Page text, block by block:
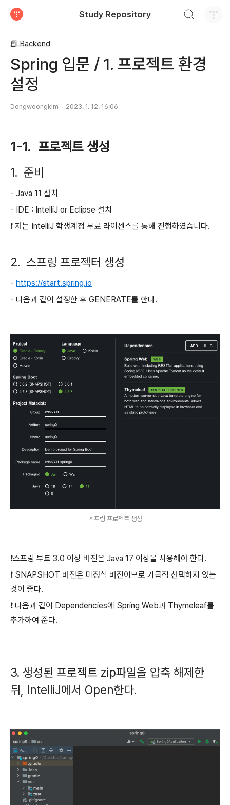
Study Repository
📕 Backend
Spring 입문 / 1. 프로젝트 환경
설정
Dongwoongkim 2023. 1. 12. 16:06
1-1. 프로젝트 생성
1. 준비
- Java 11 설치
- IDE : IntelliJ or Eclipse 설치
❗️ 저는 IntelliJ 학생계정 무료 라이센스를 통해 진행하였습니다.
2. 스프링 프로젝터 생성
- https://start.spring.io
- 다음과 같이 설정한 후 GENERATE를 한다.
스프링 프로젝트 생성
❗️스프링 부트 3.0 이상 버전은 Java 17 이상을 사용해야 한다.
❗️ SNAPSHOT 버전은 미정식 버전이므로 가급적 선택하지 않는
것이 좋다.
❗️ 다음과 같이 Dependencies에 Spring Web과 Thymeleaf를
추가하여 준다.
3. 생성된 프로젝트 zip파일을 압축 해제한
뒤, IntelliJ에서 Open한다.